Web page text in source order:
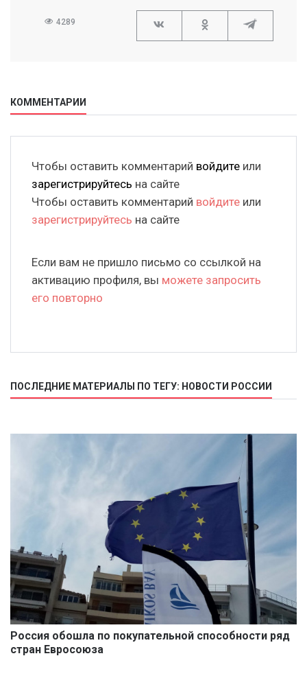
4289
КОММЕНТАРИИ
Чтобы оставить комментарий войдите или
зарегистрируйтесь на сайте
Чтобы оставить комментарий войдите или
зарегистрируйтесь на сайте
Если вам не пришло письмо со ссылкой на
активацию профиля, вы можете запросить
его повторно
ПОСЛЕДНИЕ МАТЕРИАЛЫ ПО ТЕГУ: НОВОСТИ РОССИИ
Россия обошла по покупательной способности ряд
стран Евросоюза